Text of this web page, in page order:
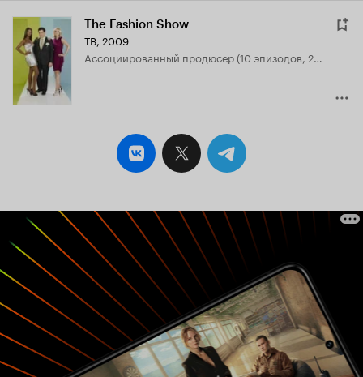
The Fashion Show
ТВ, 2009
ассоциированный продюсер (10 эпизодов, 2010-2011)